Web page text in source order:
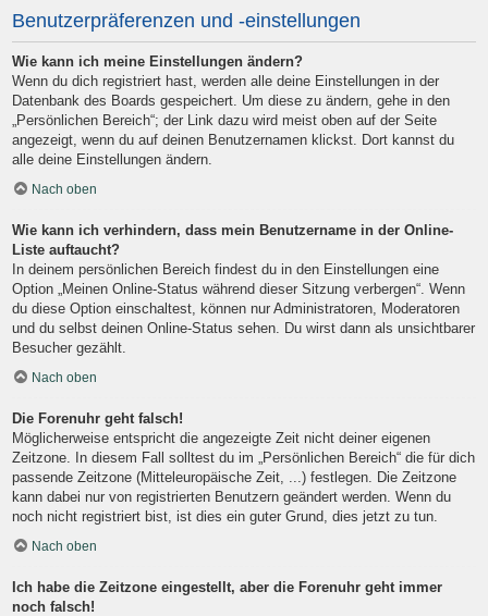
Benutzerpräferenzen und -einstellungen
Wie kann ich meine Einstellungen ändern?
Wenn du dich registriert hast, werden alle deine Einstellungen in der
Datenbank des Boards gespeichert. Um diese zu ändern, gehe in den
„Persönlichen Bereich“; der Link dazu wird meist oben auf der Seite
angezeigt, wenn du auf deinen Benutzernamen klickst. Dort kannst du
alle deine Einstellungen ändern.
Nach oben
Wie kann ich verhindern, dass mein Benutzername in der Online-
Liste auftaucht?
In deinem persönlichen Bereich findest du in den Einstellungen eine
Option „Meinen Online-Status während dieser Sitzung verbergen“. Wenn
du diese Option einschaltest, können nur Administratoren, Moderatoren
und du selbst deinen Online-Status sehen. Du wirst dann als unsichtbarer
Besucher gezählt.
Nach oben
Die Forenuhr geht falsch!
Möglicherweise entspricht die angezeigte Zeit nicht deiner eigenen
Zeitzone. In diesem Fall solltest du im „Persönlichen Bereich“ die für dich
passende Zeitzone (Mitteleuropäische Zeit, ...) festlegen. Die Zeitzone
kann dabei nur von registrierten Benutzern geändert werden. Wenn du
noch nicht registriert bist, ist dies ein guter Grund, dies jetzt zu tun.
Nach oben
Ich habe die Zeitzone eingestellt, aber die Forenuhr geht immer
noch falsch!